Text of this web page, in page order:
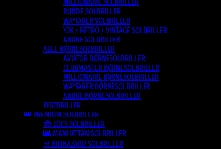
MILLIONAIRE SOLBRILLER
RUNDE SOLBRILLER
WAYFARER SOLBRILLER
Y2K / RETRO / VINTAGE SOLBRILLER
ANDRE SOLBRILLER
ALLE BØRNESOLBRILLER
AVIATOR BØRNESOLBRILLER
CLUBMASTER BØRNESOLBRILLER
MILLIONAIRE BØRNESOLBRILLER
WAYFARER BØRNESOLBRILLER
ANDRE BØRNESOLBRILLER
FESTBRILLER
👑 PREMIUM SOLBRILLER
😎 LOCS SOLBRILLER
🌆 MANHATTAN SOLBRILLER
☣️ BIOHAZARD SOLBRILLER